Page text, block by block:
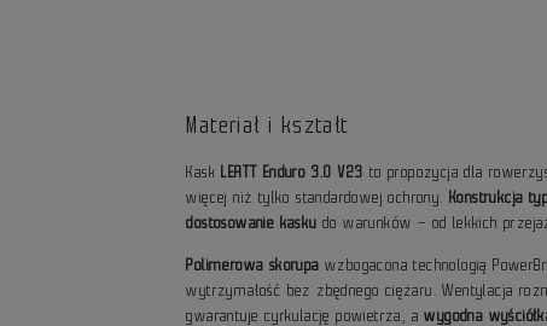
Materiał i kształt
KaskLEATT Enduro 3.0 V23 to propozycja dla
więcej niż tylko standardowej ochrony.Konstrukcja
dostosowanie kasku do warunków – od lekkich
Polimerowa skorupa wzbogacona technologią
wytrzymałość bez zbędnego ciężaru. Wentylacja
gwarantuje cyrkulację powietrza, awygodna